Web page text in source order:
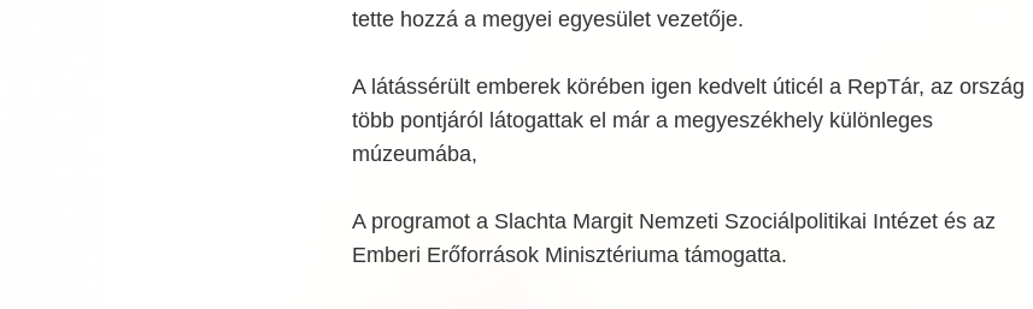
tette hozzá a megyei egyesület vezetője.
A látássérült emberek körében igen kedvelt úticél a RepTár, az ország
több pontjáról látogattak el már a megyeszékhely különleges
múzeumába,
A programot a Slachta Margit Nemzeti Szociálpolitikai Intézet és az
Emberi Erőforrások Minisztériuma támogatta.